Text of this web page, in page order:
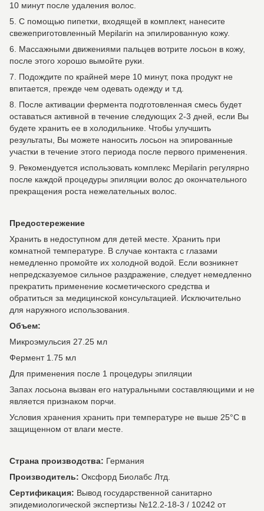
10 минут после удаления волос.
5. С помощью пипетки, входящей в комплект, нанесите
свежеприготовленный Mepilarin на эпилированную кожу.
6. Массажными движениями пальцев вотрите лосьон в кожу,
после этого хорошо вымойте руки.
7. Подождите по крайней мере 10 минут, пока продукт не
впитается, прежде чем одевать одежду и т.д.
8. После активации фермента подготовленная смесь будет
оставаться активной в течение следующих 2-3 дней, если Вы
будете хранить ее в холодильнике. Чтобы улучшить
результаты, Вы можете наносить лосьон на эпированные
участки в течение этого периода после первого применения.
9. Рекомендуется использовать комплекс Mepilarin регулярно
после каждой процедуры эпиляции волос до окончательного
прекращения роста нежелательных волос.
Предостережение
Хранить в недоступном для детей месте. Хранить при
комнатной температуре. В случае контакта с глазами
немедленно промойте их холодной водой. Если возникнет
непредсказуемое сильное раздражение, следует немедленно
прекратить применение косметического средства и
обратиться за медицинской консультацией. Исключительно
для наружного использования.
Объем:
Микроэмульсия 27.25 мл
Фермент 1.75 мл
Для применения после 1 процедуры эпиляции
Запах лосьона вызван его натуральными составляющими и не
является признаком порчи.
Условия хранения хранить при температуре не выше 25°C в
защищенном от влаги месте.
Страна производства: Германия
Производитель: Оксфорд Биолабс Лтд.
Сертификация: Вывод государственной санитарно
эпидемиологической экспертизы №12.2-18-3 / 10242 от